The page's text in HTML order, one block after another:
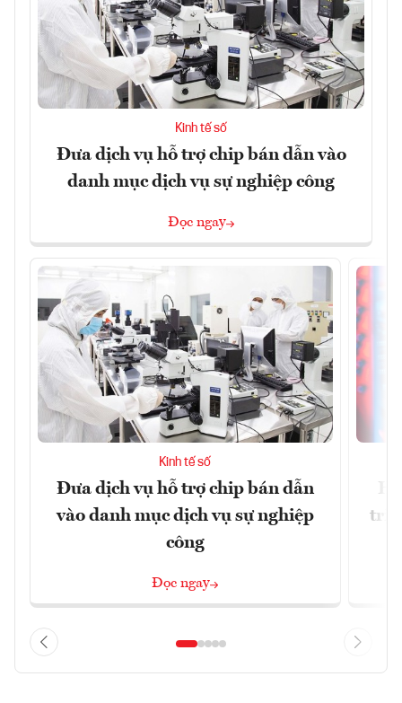
Kinh tế số
Đưa dịch vụ hỗ trợ chip bán dẫn vào
danh mục dịch vụ sự nghiệp công
Đọc ngay
Kinh tế số
Đưa dịch vụ hỗ trợ chip bán dẫn
vào danh mục dịch vụ sự nghiệp
công
Đọc ngay
trị